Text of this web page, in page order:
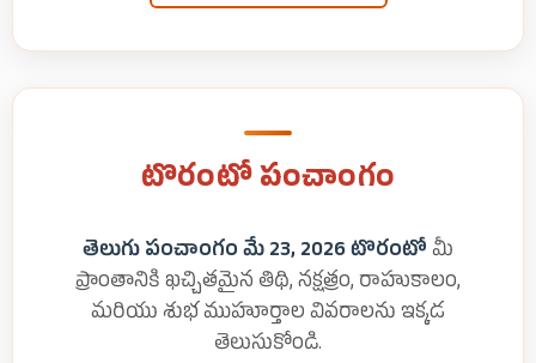
టొరంటో పంచాంగం
తెలుగు పంచాంగం మే 23, 2026 టొరంటో మీ
ప్రాంతానికి ఖచ్చితమైన తిథి, నక్షత్రం, రాహుకాలం,
మరియు శుభ ముహూర్తాల వివరాలను ఇక్కడ
తెలుసుకోండి.